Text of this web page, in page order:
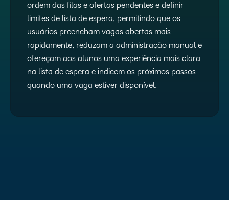
ordem das filas e ofertas pendentes e definir
limites de lista de espera, permitindo que os
usuários preencham vagas abertas mais
rapidamente, reduzam a administração manual e
ofereçam aos alunos uma experiência mais clara
na lista de espera e indicem os próximos passos
quando uma vaga estiver disponível.